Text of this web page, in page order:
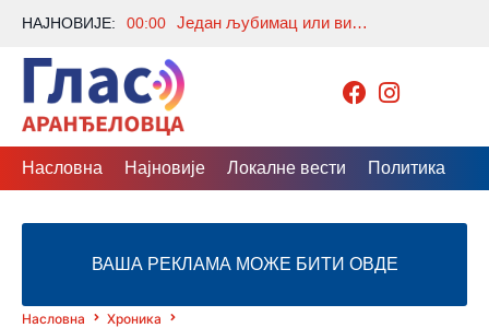
НАЈНОВИЈЕ: 00:00 Један љубимац или више њих? Како ускладити пса, мачку и друге животиње у истом дому
Насловна Најновије Локалне вести Политика
ВАША РЕКЛАМА МОЖЕ БИТИ ОВДЕ
Насловна
Хроника